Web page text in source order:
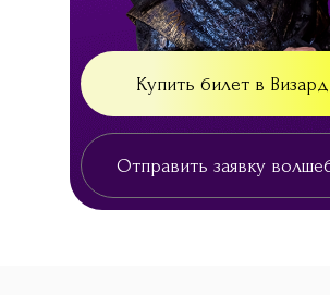
Отправить заявку
Купить билет в